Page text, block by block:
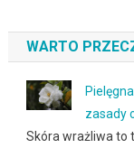
WARTO
zasady
Skóra wrażliwa to